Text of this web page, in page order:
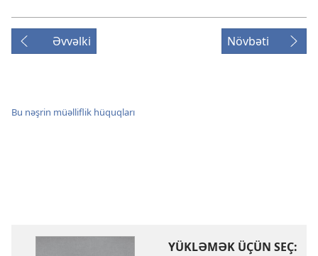
Əvvəlki Növbəti
Bu nəşrin müəlliflik hüquqları
YÜKLƏMƏK ÜÇÜN SEÇ: